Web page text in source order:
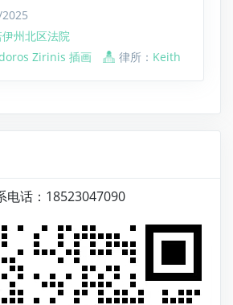
州北区法院
Zirinis 插画 律所： Keith
电话：18523047090